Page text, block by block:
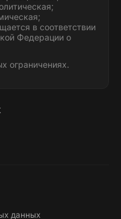
в соответствии
Федерации о
ограничениях.
данных